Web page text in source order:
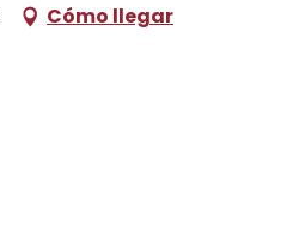
Cómo llegar